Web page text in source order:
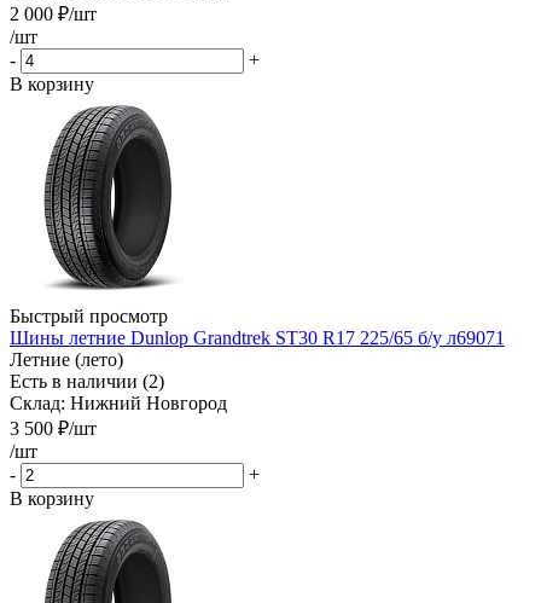
2 000 ₽/шт
/шт
-
+
В корзину
Быстрый просмотр
Шины летние Dunlop Grandtrek ST30 R17 225/65 б/у л69071
Летние (лето)
Есть в наличии (2)
Склад: Нижний Новгород
3 500 ₽/шт
/шт
-
+
В корзину